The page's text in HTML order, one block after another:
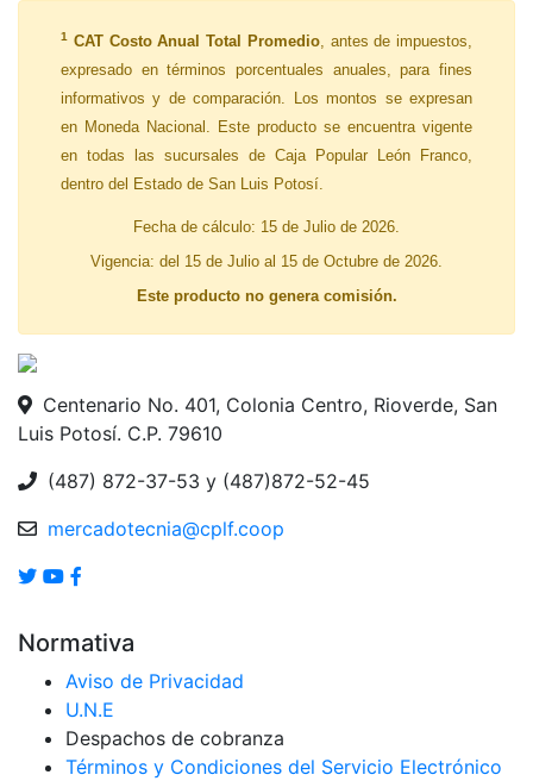
1 CAT Costo Anual Total Promedio, antes de impuestos,
expresado en términos porcentuales anuales, para fines
informativos y de comparación. Los montos se expresan
en Moneda Nacional. Este producto se encuentra vigente
en todas las sucursales de Caja Popular León Franco,
dentro del Estado de San Luis Potosí.
Fecha de cálculo: 15 de Julio de 2026.
Vigencia: del 15 de Julio al 15 de Octubre de 2026.
Este producto no genera comisión.
Centenario No. 401, Colonia Centro, Rioverde, San
Luis Potosí. C.P. 79610
(487) 872-37-53 y (487)872-52-45
mercadotecnia@cplf.coop
Normativa
Aviso de Privacidad
U.N.E
Despachos de cobranza
Términos y Condiciones del Servicio Electrónico